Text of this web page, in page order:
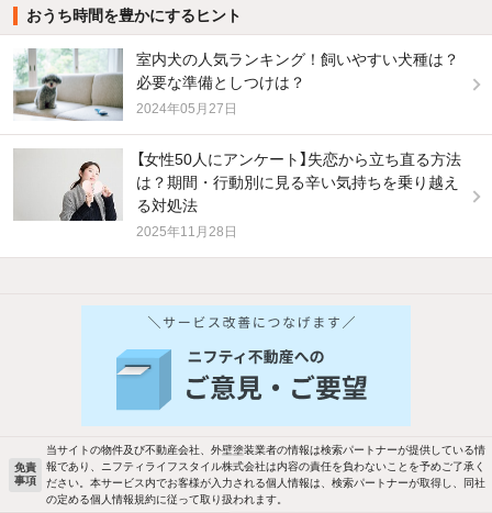
おうち時間を豊かにするヒント
室内犬の人気ランキング！飼いやすい犬種は？
必要な準備としつけは？
2024年05月27日
【女性50人にアンケート】失恋から立ち直る方法
は？期間・行動別に見る辛い気持ちを乗り越え
る対処法
2025年11月28日
他の人はこんな条件で絞り込んでいます！
バス・トイレ別 2階以上
駐車場あり ペット相談
洗濯機置場あり 独立洗面台
免責
事項
当サイトの物件及び不動産会社、外壁塗装業者の情報は検索パートナーが提供している情
報であり、ニフティライフスタイル株式会社は内容の責任を負わないことを予めご了承く
ださい。本サービス内でお客様が入力される個人情報は、検索パートナーが取得し、同社
の定める個人情報規約に従って取り扱われます。